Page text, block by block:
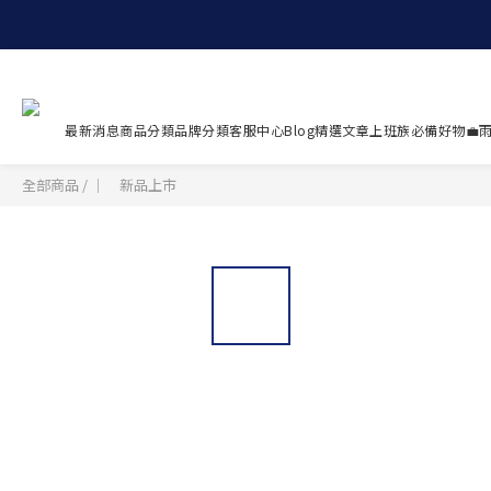
最新消息商品分類品牌分類客服中心Blog精選文章 上班族必備好物💼
全部商品 / ｜ 新品上市